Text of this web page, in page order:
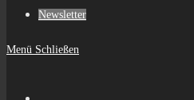
Newsletter
Menü Schließen